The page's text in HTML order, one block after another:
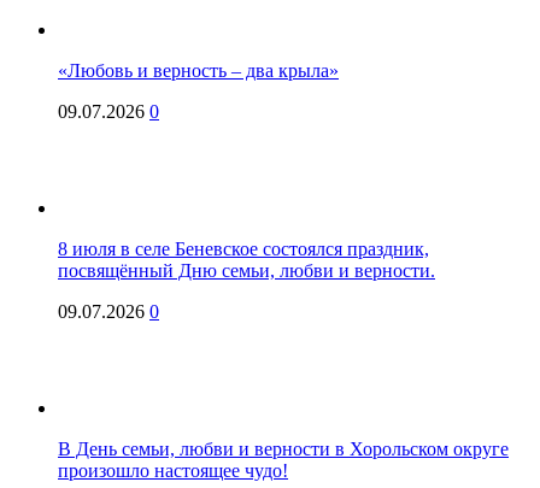
«Любовь и верность – два крыла»
09.07.2026 0
8 июля в селе Беневское состоялся праздник,
посвящённый Дню семьи, любви и верности.
09.07.2026 0
В День семьи, любви и верности в Хорольском округе
произошло настоящее чудо!